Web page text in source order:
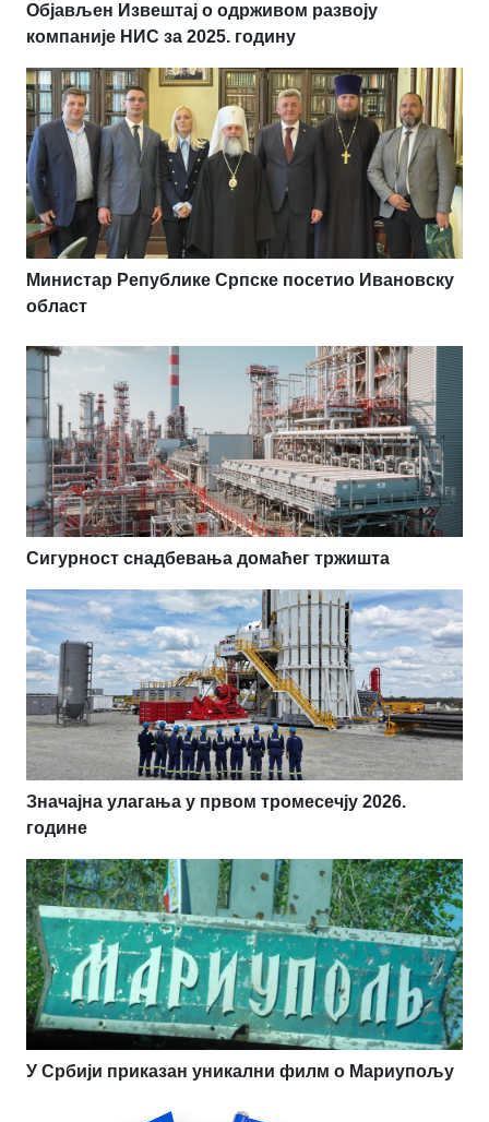
Објављен Извештај о одрживом развоју
компаније НИС за 2025. годину
Министар Републике Српске посетио Ивановску
област
Сигурност снадбевања домаћег тржишта
Значајна улагања у првом тромесечју 2026.
године
У Србији приказан уникални филм о Мариупољу